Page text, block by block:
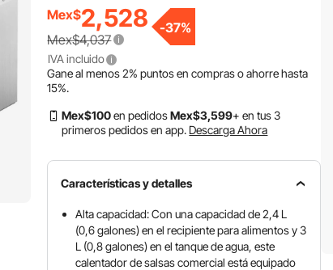
Mex$2,528
Mex$4,037
-37%
IVA incluido
Gane al menos2% puntos en compras o ahorre hasta
15%.
Mex$100en pedidosMex$3,599+ en tus 3
primeros pedidos en app. Descarga Ahora
Características y detalles
Alta capacidad: Con una capacidad de 2,4 L
(0,6 galones) en el recipiente para alimentos y 3
L (0,8 galones) en el tanque de agua, este
calentador de salsas comercial está equipado